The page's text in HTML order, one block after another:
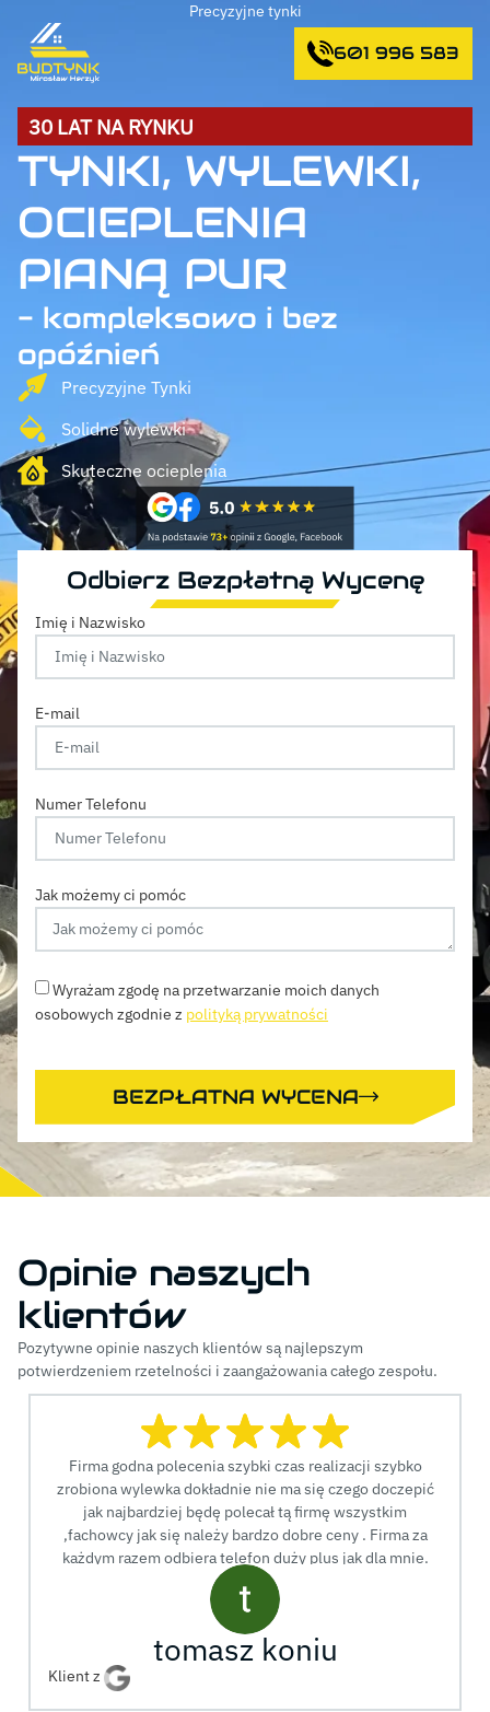
Precyzyjne tynki
601 996 583
30 LAT NA RYNKU
TYNKI, WYLEWKI,
OCIEPLENIA
PIANĄ PUR
- kompleksowo i bez
opóźnień
Precyzyjne Tynki
Solidne wylewki
Skuteczne ocieplenia
Odbierz Bezpłatną Wycenę
Imię i Nazwisko
E-mail
Numer Telefonu
Jak możemy ci pomóc
Wyrażam zgodę na przetwarzanie moich danych
osobowych zgodnie z polityką prywatności
BEZPŁATNA WYCENA
Opinie naszych
klientów
Pozytywne opinie naszych klientów są najlepszym
potwierdzeniem rzetelności i zaangażowania całego zespołu.
Firma godna polecenia szybki czas realizacji szybko
zrobiona wylewka dokładnie nie ma się czego doczepić
jak najbardziej będę polecał tą firmę wszystkim
,fachowcy jak się należy bardzo dobre ceny . Firma za
każdym razem odbiera telefon duży plus jak dla mnie.
tomasz koniu
Klient z